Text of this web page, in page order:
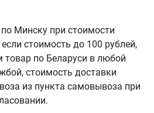
Минску при стоимости
стоимость до 100 рублей,
товар по Беларуси в любой
стоимость доставки
из пункта самовывоза при